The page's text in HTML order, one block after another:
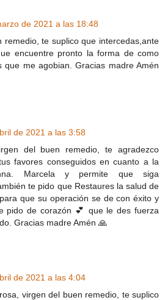
de 2021 a las 18:48
remedio, te suplico que intercedas,ante
encuentre pronto la forma de como
que me agobian. Gracias madre Amén
de 2021 a las 3:58
del buen remedio, te agradezco
favores conseguidos en cuanto a la
Marcela y permite que siga
te pido que Restaures la salud de
que su operación se de con éxito y
pido de corazón 💕 que le des fuerza
Gracias madre Amén 🙏
de 2021 a las 4:04
virgen del buen remedio, te suplico